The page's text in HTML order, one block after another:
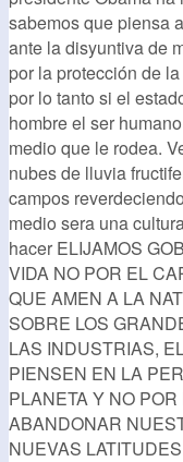
sabemos que piensa
ante la disyuntiva de
por la protección de
por lo tanto si el
hombre el ser
medio que le rodea.
nubes de lluvia
campos
medio sera una
hacer ELIJAMOS
VIDA NO POR EL
QUE AMEN A LA
SOBRE LOS
LAS INDUSTRIAS,
PIENSEN EN LA
PLANETA Y NO
ABANDONAR
NUEVAS